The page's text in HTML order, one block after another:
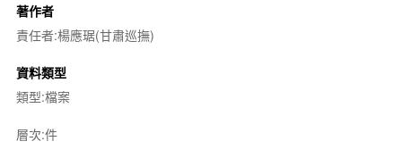
著作者
責任者:楊應琚(甘肅巡撫)
資料類型
類型:檔案
層次:件